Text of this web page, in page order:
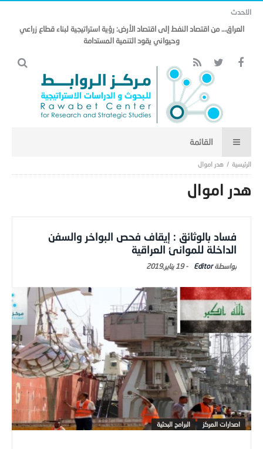
الاحدث
العراق… من اقتصاد النفط إلى اقتصاد الأرض: رؤية استراتيجية لبناء قطاع زراعي
وحيواني يقود التنمية المستدامة
هدر اموال
هدر اموال
فساد بالوثائق : إيقاف فحص البواخر والسفن
الداخلة للموانئ العراقية
Editor
-19 يناير,2019
اصدارات المركز البرامج البحثية